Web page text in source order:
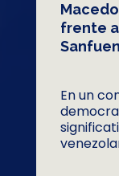
frente
En un